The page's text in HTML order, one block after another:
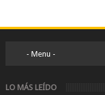
LO MÁS LEÍDO